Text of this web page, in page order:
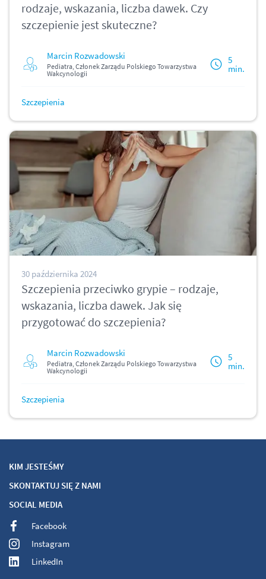
rodzaje, wskazania, liczba dawek. Czy
szczepienie jest skuteczne?
Marcin Rozwadowski
Pediatra, Członek Zarządu Polskiego Towarzystwa
Wakcynologii
5
min.
Szczepienia
30 października 2024
Szczepienia przeciwko grypie – rodzaje,
wskazania, liczba dawek. Jak się
przygotować do szczepienia?
Marcin Rozwadowski
Pediatra, Członek Zarządu Polskiego Towarzystwa
Wakcynologii
5
min.
Szczepienia
KIM JESTEŚMY
SKONTAKTUJ SIĘ Z NAMI
SOCIAL MEDIA
Facebook
Instagram
LinkedIn